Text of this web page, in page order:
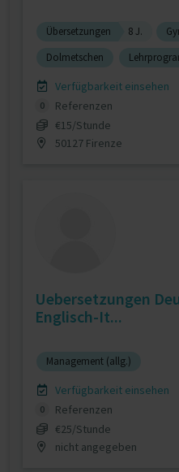
Übersetzungen 8 J.
Dolmetschen
Verfügbarkeit einsehen
0
Referenzen
€15/Stunde
50127 Firenze
Uebersetzungen
Englisch-It...
Management (allg.)
Verfügbarkeit einsehen
0
Referenzen
€25/Stunde
nicht angegeben